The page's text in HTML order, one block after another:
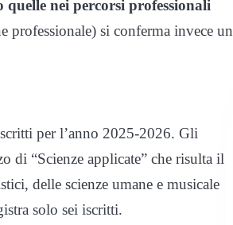
quelle nei percorsi professionali
si conferma invece un
per l’anno 2025-2026. Gli
di “Scienze applicate” che risulta il
delle scienze umane e musicale
solo sei iscritti.